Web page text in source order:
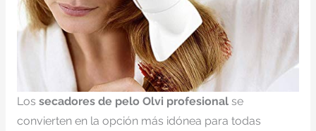
Los secadores de pelo Olvi profesionalse
convierten en la opción más idónea para todas